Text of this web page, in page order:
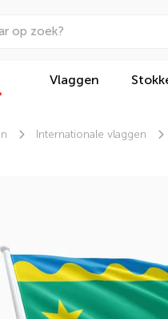
Vlaggen
Internationale vlaggen